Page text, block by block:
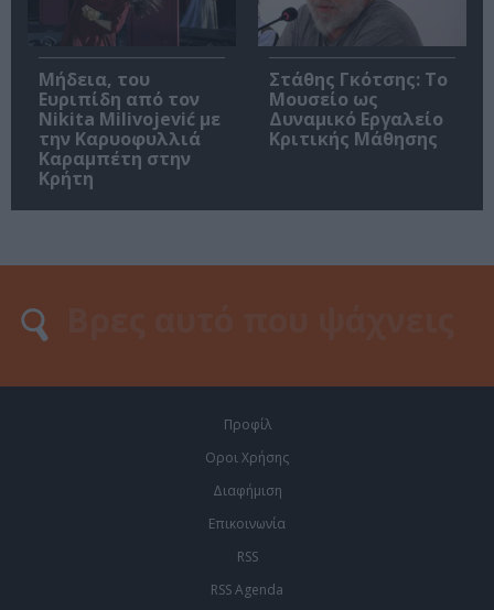
Μήδεια, του
Ευριπίδη από τον
Nikita Milivojević με
την Καρυοφυλλιά
Καραμπέτη στην
Κρήτη
Στάθης Γκότσης: Το
Μουσείο ως
Δυναμικό Εργαλείο
Κριτικής Μάθησης
Προφίλ
Οροι Χρήσης
Διαφήμιση
Επικοινωνία
RSS
RSS Agenda